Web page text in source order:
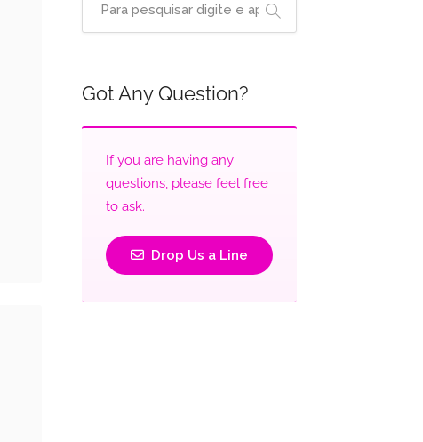
Got Any Question?
If you are having any
questions, please feel free
to ask.
Drop Us a Line